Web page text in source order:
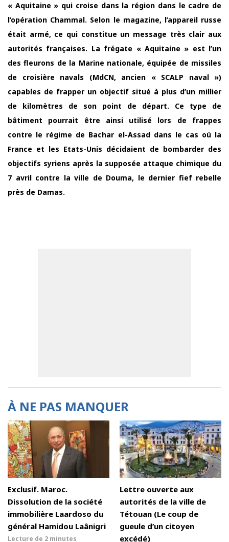
« Aquitaine » qui croise dans la région dans le cadre de
l’opération Chammal. Selon le magazine, l’appareil russe
était armé, ce qui constitue un message très clair aux
autorités françaises. La frégate « Aquitaine » est l’un
des fleurons de la Marine nationale, équipée de missiles
de croisière navals (MdCN, ancien « SCALP naval »)
capables de frapper un objectif situé à plus d’un millier
de kilomètres de son point de départ. Ce type de
bâtiment pourrait être ainsi utilisé lors de frappes
contre le régime de Bachar el-Assad dans le cas où la
France et les Etats-Unis décidaient de bombarder des
objectifs syriens après la supposée attaque chimique du
7 avril contre la ville de Douma, le dernier fief rebelle
près de Damas.
À NE PAS MANQUER
Exclusif. Maroc.
Dissolution de la société
immobilière Laardoso du
général Hamidou Laânigri
Lecture de 2 minutes
Lettre ouverte aux
autorités de la ville de
Tétouan (Le coup de
gueule d’un citoyen
excédé)